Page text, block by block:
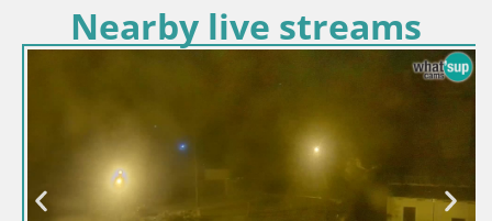
Nearby live streams